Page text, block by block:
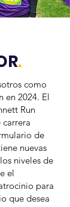
.
como
en 2024. El
Run
de
nuevas
niveles de
el
para
que desea